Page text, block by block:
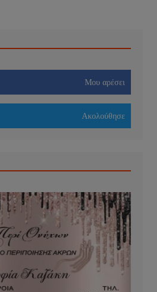
Μου αρέσει
Ακολούθησε